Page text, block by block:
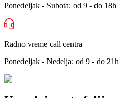
Ponedeljak - Subota: od 9 - do 18h
Radno vreme call centra
Ponedeljak - Nedelja: od 9 - do 21h